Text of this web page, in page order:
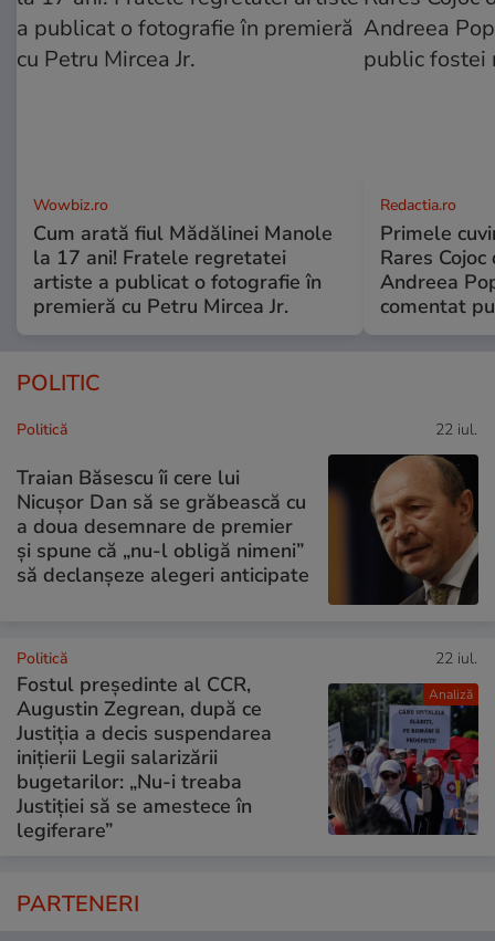
Wowbiz.ro
Cum arată fiul Mădălinei Manole
la 17 ani! Fratele regretatei
artiste a publicat o fotografie în
premieră cu Petru Mircea Jr.
Redactia.ro
Primele
Rares
Andreea
comentat
POLITIC
Politică 22 iul.
Traian Băsescu îi cere lui
Nicușor Dan să se grăbească cu
a doua desemnare de premier
și spune că „nu-l obligă nimeni”
să declanșeze alegeri anticipate
Analiză
Politică 22 iul.
Fostul președinte al CCR,
Augustin Zegrean, după ce
Justiția a decis suspendarea
inițierii Legii salarizării
bugetarilor: „Nu-i treaba
Justiției să se amestece în
legiferare”
PARTENERI